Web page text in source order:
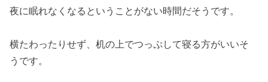
夜に眠れなくなるということがない時間だそうです。
横たわったりせず、机の上でつっぷして寝る方がいいそ
うです。